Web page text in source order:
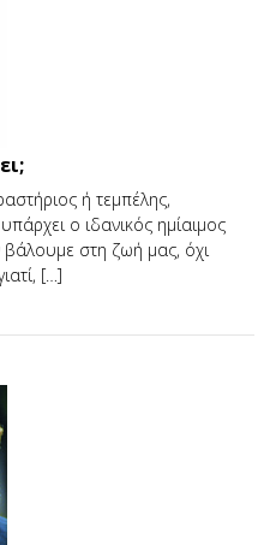
ή τεμπέλης,
ο ιδανικός ημίαιμος
βάλουμε στη ζωή μας, όχι
[…]